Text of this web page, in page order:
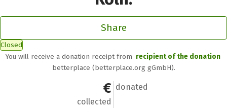
Share
Closed
You will receive a donation receipt from recipient of the donation
betterplace (betterplace.org gGmbH).
€840
collected
13
donated